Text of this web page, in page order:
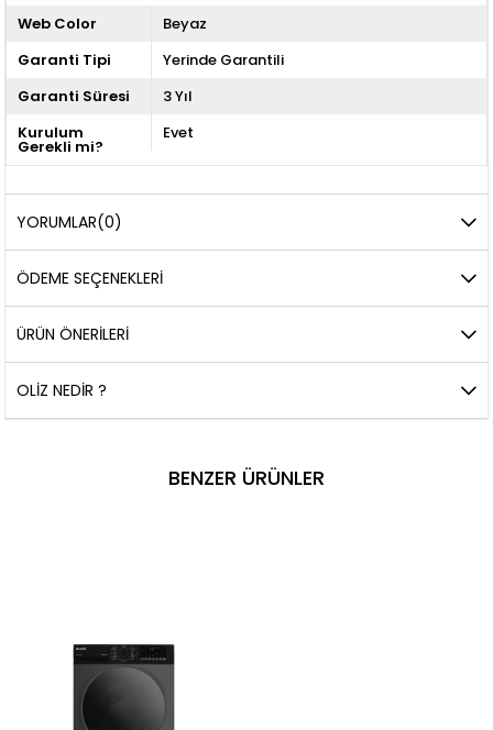
Web Color
Beyaz
Garanti Tipi
Yerinde Garantili
Garanti Süresi
3 Yıl
Kurulum
Gerekli mi?
Evet
YORUMLAR(0)
ÖDEME SEÇENEKLERI
ÜRÜN ÖNERILERI
OLIZ NEDIR ?
BENZER ÜRÜNLER